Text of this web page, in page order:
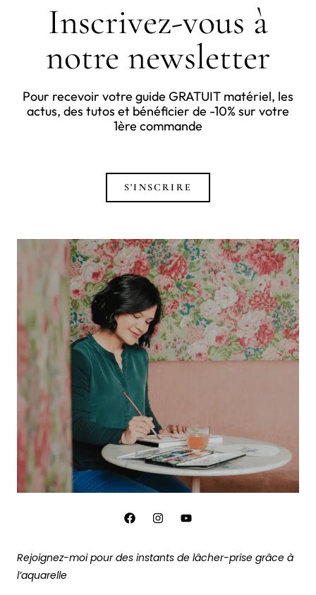
Inscrivez-vous à
notre newsletter
Pour recevoir votre guide GRATUIT matériel, les
actus, des tutos et bénéficier de -10% sur votre
1ère commande
S'INSCRIRE
Rejoignez-moi pour des instants de lâcher-prise grâce à
l’aquarelle